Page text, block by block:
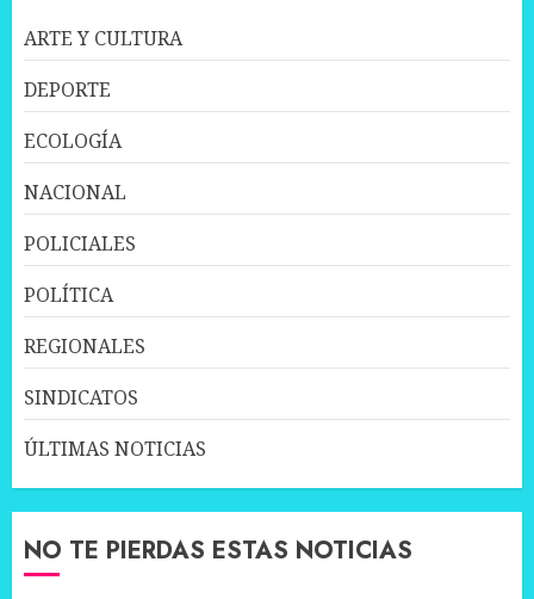
ARTE Y CULTURA
DEPORTE
ECOLOGÍA
NACIONAL
POLICIALES
POLÍTICA
REGIONALES
SINDICATOS
ÚLTIMAS NOTICIAS
NO TE PIERDAS ESTAS NOTICIAS